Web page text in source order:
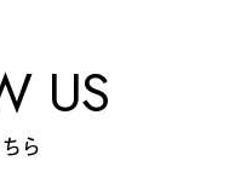
US
ら